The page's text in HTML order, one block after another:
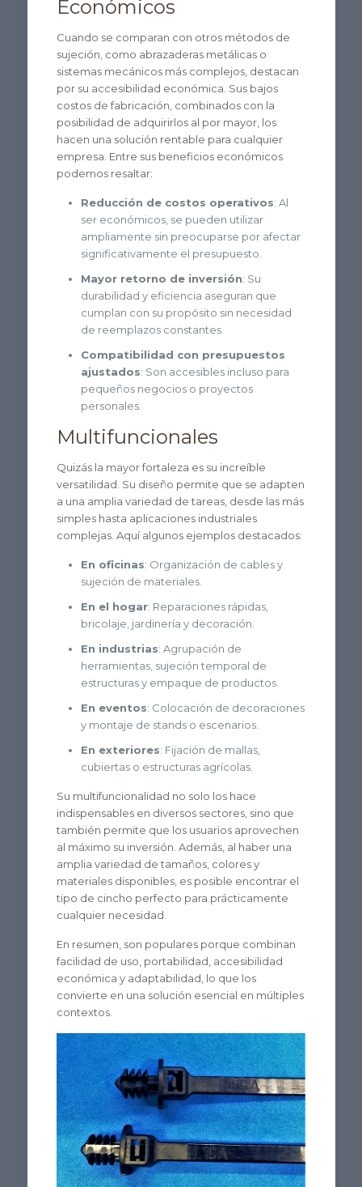
Económicos
Cuando se comparan con otros métodos de
sujeción, como abrazaderas metálicas o
sistemas mecánicos más complejos, destacan
por su accesibilidad económica. Sus bajos
costos de fabricación, combinados con la
posibilidad de adquirirlos al por mayor, los
hacen una solución rentable para cualquier
empresa. Entre sus beneficios económicos
podemos resaltar:
Reducción de costos operativos: Al
ser económicos, se pueden utilizar
ampliamente sin preocuparse por afectar
significativamente el presupuesto.
Mayor retorno de inversión: Su
durabilidad y eficiencia aseguran que
cumplan con su propósito sin necesidad
de reemplazos constantes.
Compatibilidad con presupuestos
ajustados: Son accesibles incluso para
pequeños negocios o proyectos
personales.
Multifuncionales
Quizás la mayor fortaleza es su increíble
versatilidad. Su diseño permite que se adapten
a una amplia variedad de tareas, desde las más
simples hasta aplicaciones industriales
complejas. Aquí algunos ejemplos destacados:
En oficinas: Organización de cables y
sujeción de materiales.
En el hogar: Reparaciones rápidas,
bricolaje, jardinería y decoración.
En industrias: Agrupación de
herramientas, sujeción temporal de
estructuras y empaque de productos.
En eventos: Colocación de decoraciones
y montaje de stands o escenarios.
En exteriores: Fijación de mallas,
cubiertas o estructuras agrícolas.
Su multifuncionalidad no solo los hace
indispensables en diversos sectores, sino que
también permite que los usuarios aprovechen
al máximo su inversión. Además, al haber una
amplia variedad de tamaños, colores y
materiales disponibles, es posible encontrar el
tipo de cincho perfecto para prácticamente
cualquier necesidad.
En resumen, son populares porque combinan
facilidad de uso, portabilidad, accesibilidad
económica y adaptabilidad, lo que los
convierte en una solución esencial en múltiples
contextos.